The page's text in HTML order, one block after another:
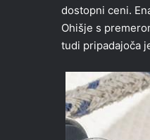
dostopni ceni.
Ohišje s
tudi pripadajoča